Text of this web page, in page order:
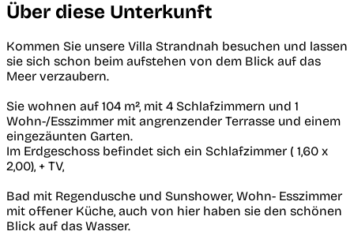
Über diese Unterkunft
Kommen Sie unsere Villa Strandnah besuchen und lassen
sie sich schon beim aufstehen von dem Blick auf das
Meer verzaubern.
Sie wohnen auf 104 m², mit 4 Schlafzimmern und 1
Wohn-/Esszimmer mit angrenzender Terrasse und einem
eingezäunten Garten.
Im Erdgeschoss befindet sich ein Schlafzimmer ( 1,60 x
2,00), + TV,
Bad mit Regendusche und Sunshower, Wohn- Esszimmer
mit offener Küche, auch von hier haben sie den schönen
Blick auf das Wasser.